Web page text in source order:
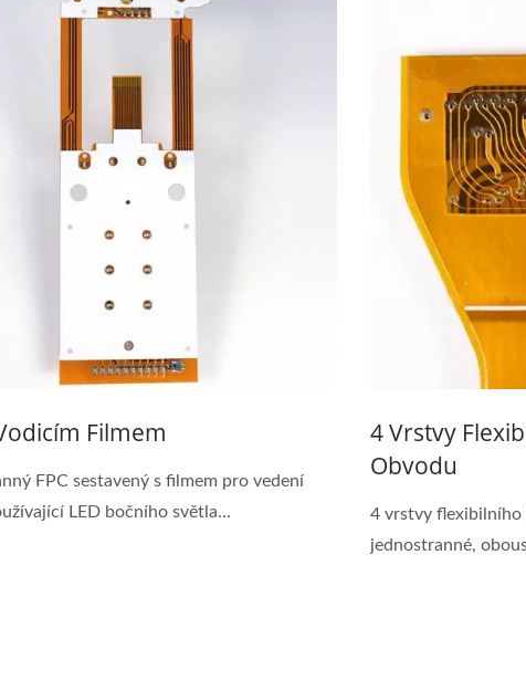
Filmem
FPC sestavený s filmem pro vedení
LED bočního světla...
4 Vrstvy
Obvodu
4 vrstvy
jednostranné,